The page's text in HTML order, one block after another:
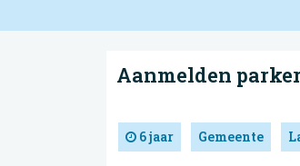
Aanmelden
6 jaar Gemeente